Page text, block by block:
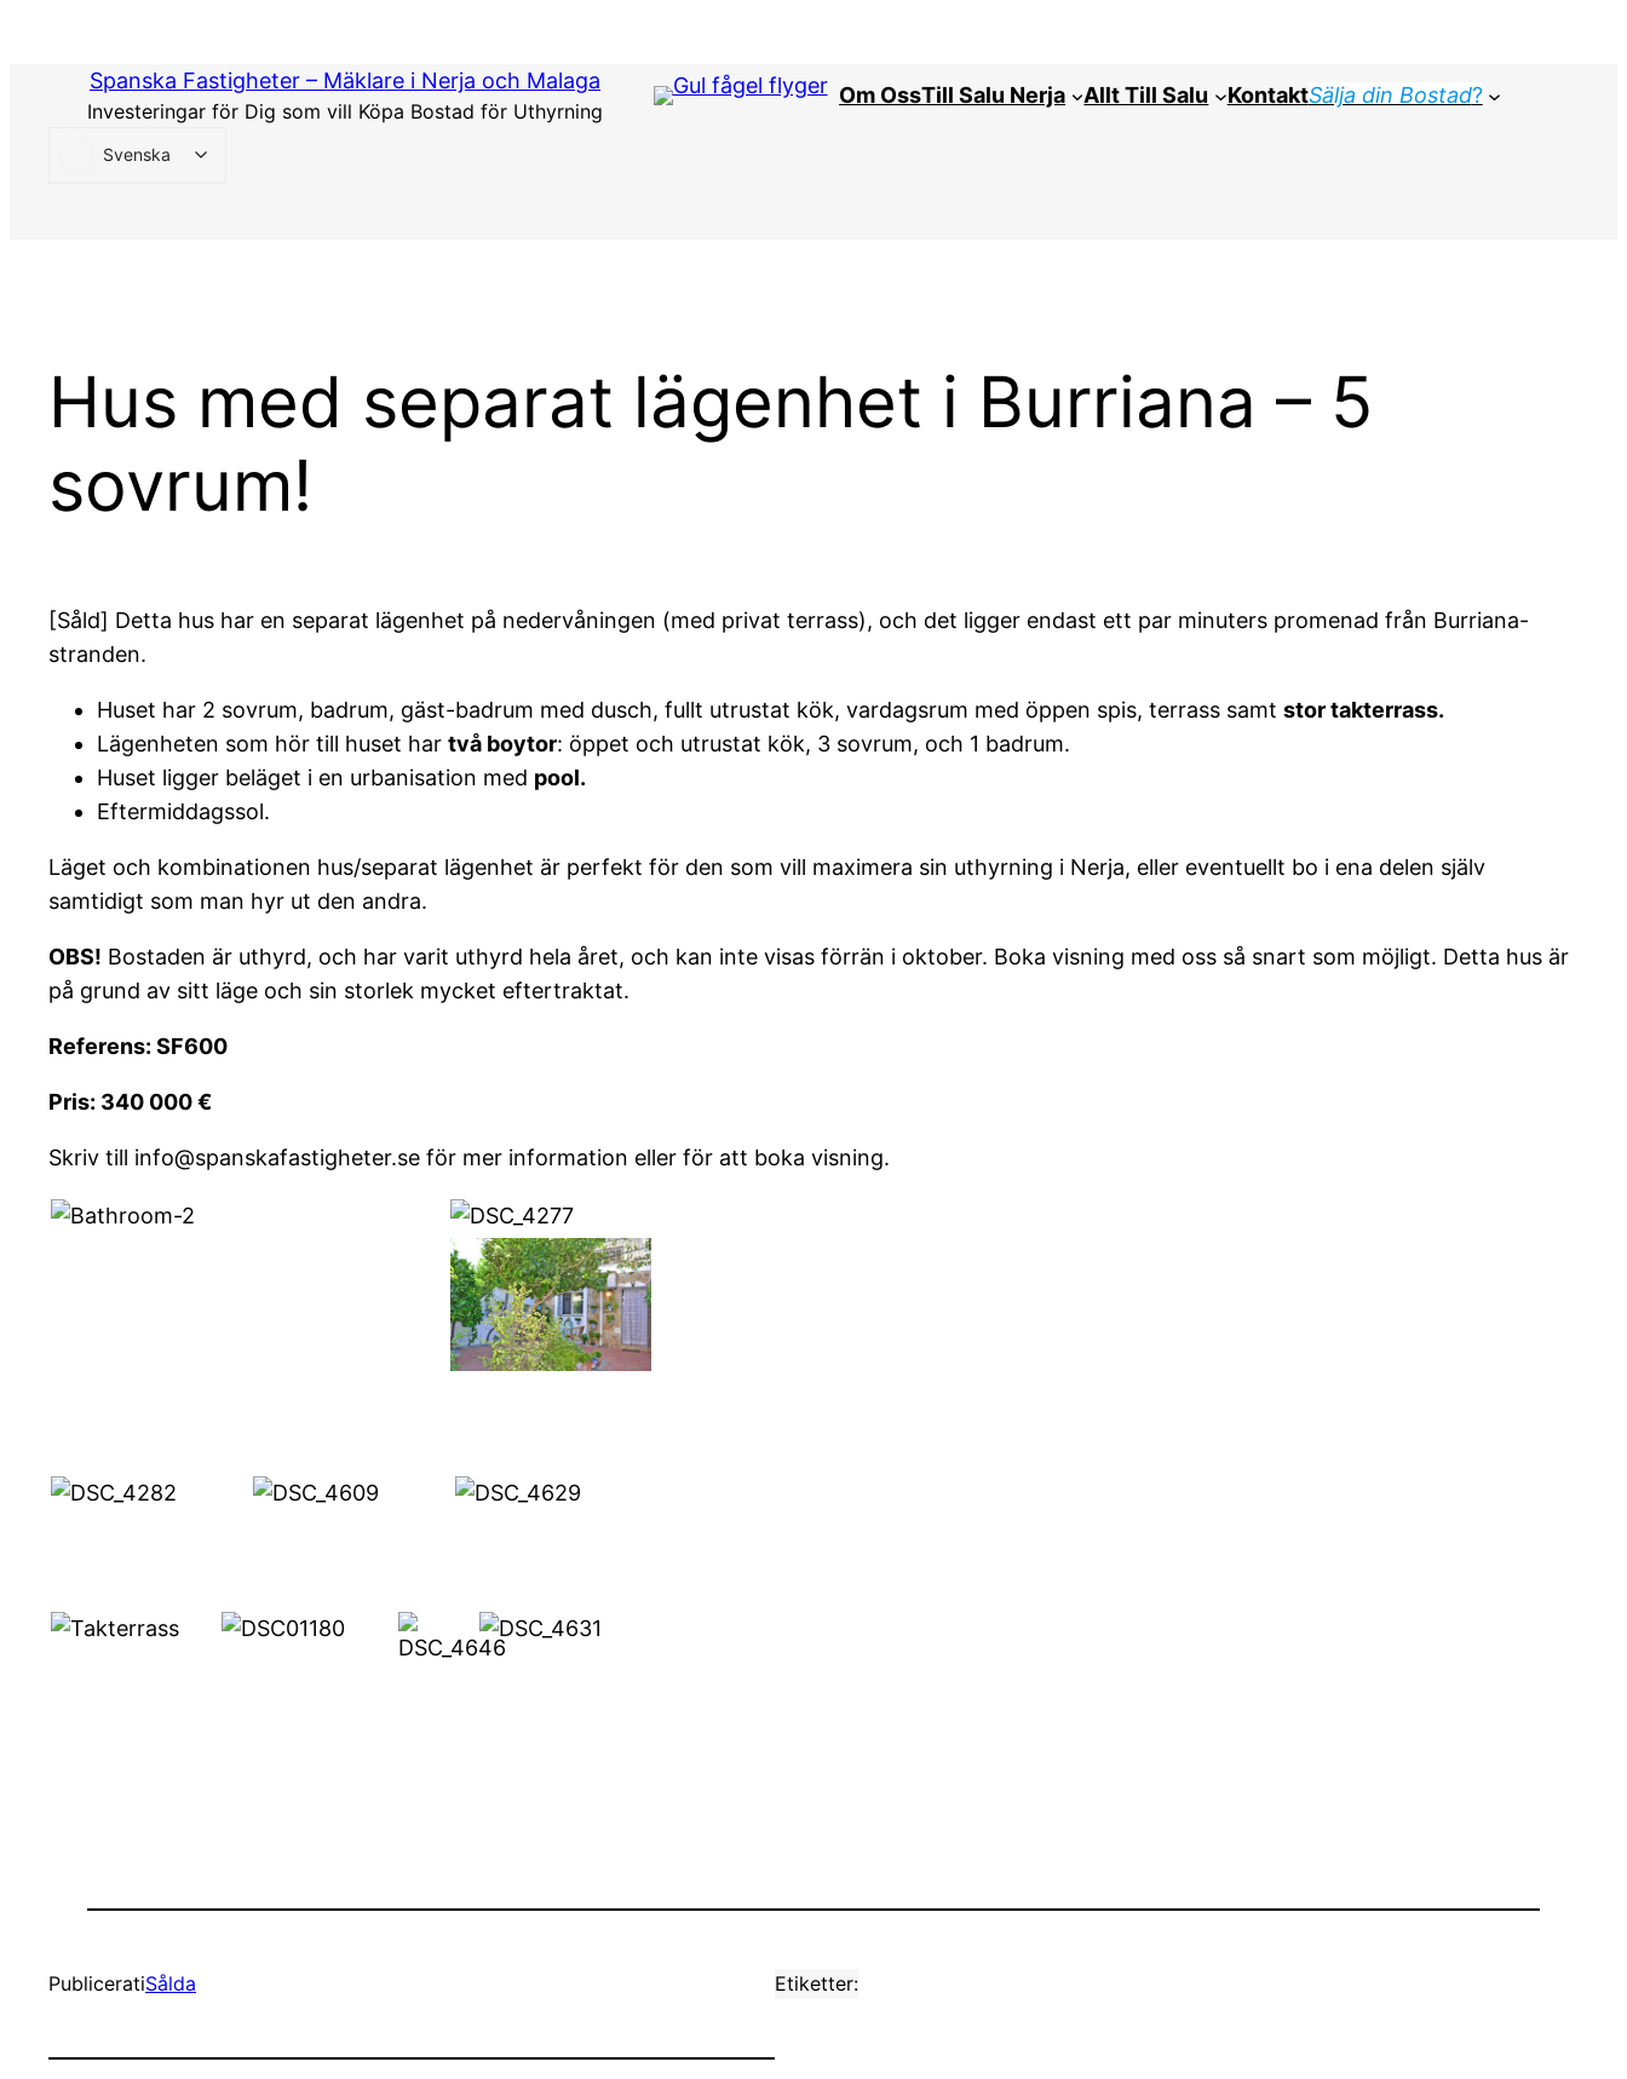
Spanska Fastigheter – Mäklare i Nerja och Malaga
Investeringar för Dig som vill Köpa Bostad för Uthyrning
Om OssTill Salu Nerja Allt Till Salu KontaktSälja din Bostad?
Svenska
Hus med separat lägenhet i Burriana – 5
sovrum!
[Såld] Detta hus har en separat lägenhet på nedervåningen (med privat terrass), och det ligger endast ett par minuters promenad från Burriana-
stranden.
Huset har 2 sovrum, badrum, gäst-badrum med dusch, fullt utrustat kök, vardagsrum med öppen spis, terrass samt stor takterrass.
Lägenheten som hör till huset har två boytor: öppet och utrustat kök, 3 sovrum, och 1 badrum.
Huset ligger beläget i en urbanisation med pool.
Eftermiddagssol.
Läget och kombinationen hus/separat lägenhet är perfekt för den som vill maximera sin uthyrning i Nerja, eller eventuellt bo i ena delen själv
samtidigt som man hyr ut den andra.
OBS! Bostaden är uthyrd, och har varit uthyrd hela året, och kan inte visas förrän i oktober. Boka visning med oss så snart som möjligt. Detta hus är
på grund av sitt läge och sin storlek mycket eftertraktat.
Referens: SF600
Pris: 340 000 €
Skriv till info@spanskafastigheter.se för mer information eller för att boka visning.
PubliceratiSålda Etiketter: